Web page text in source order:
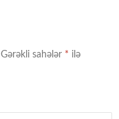
Gərəkli sahələr * ilə